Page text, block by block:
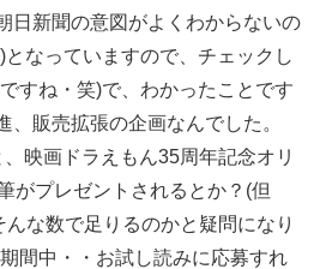
日新聞の意図がよくわからないの
なっていますので、チェックし
すね・笑)で、わかったことです
、販売拡張の企画なんでした。
映画ドラえもん35周年記念オリ
がプレゼントされるとか？(但
な数で足りるのかと疑問になり
間中・・お試し読みに応募すれ